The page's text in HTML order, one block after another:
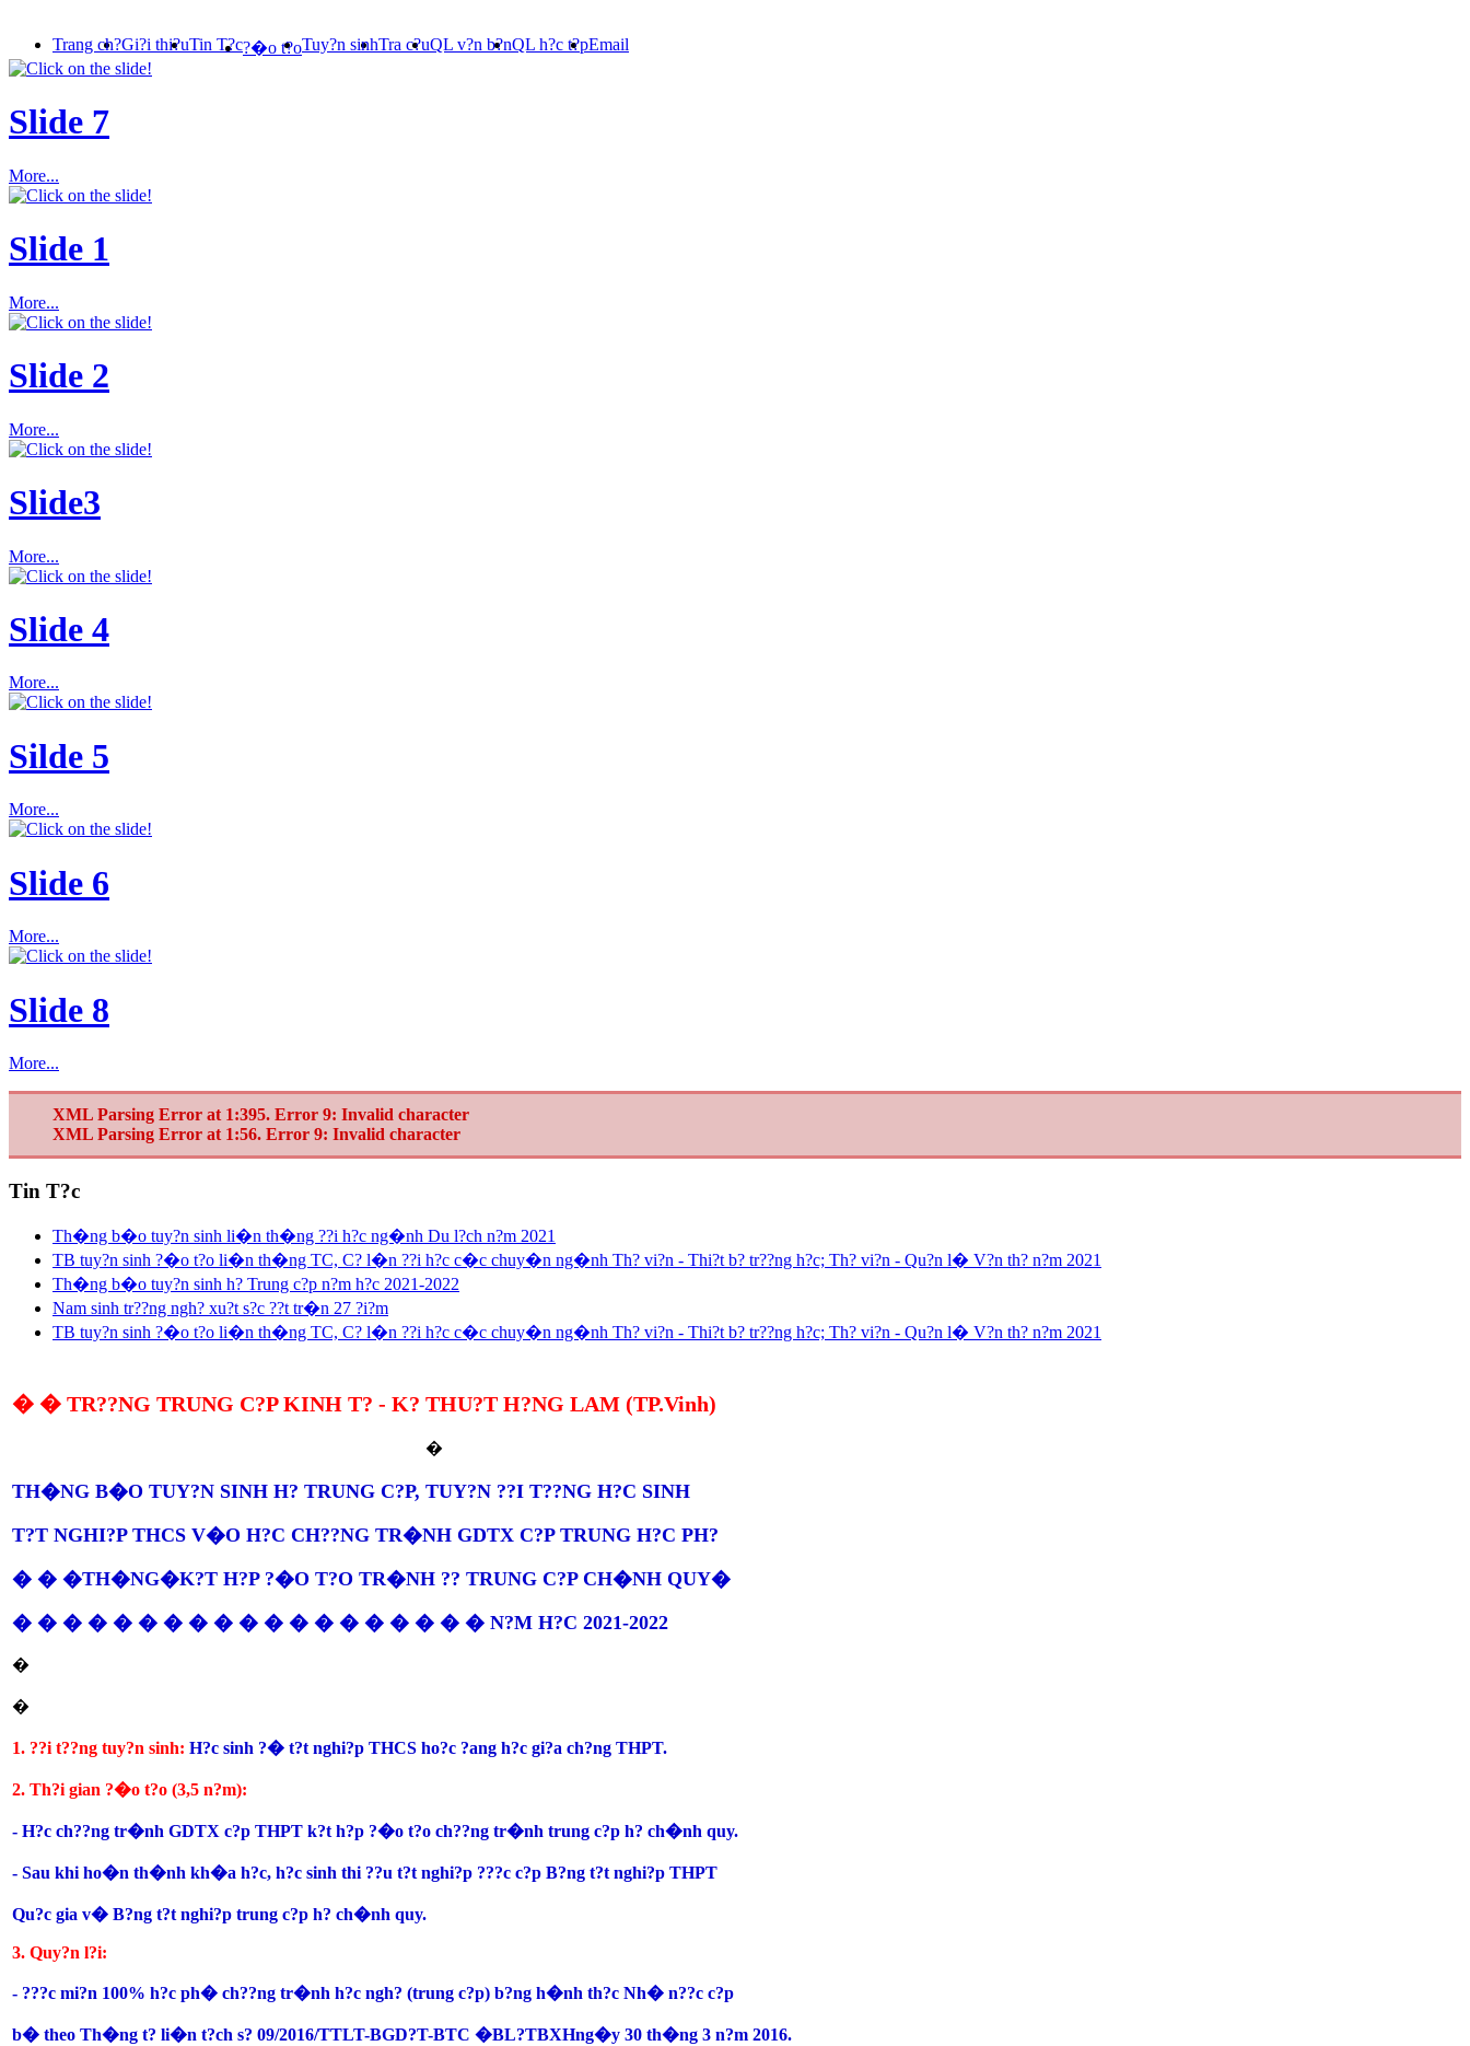
Trang ch?Gi?i thi?uTin T?c?�o t?oTuy?n sinhTra c?uQL v?n b?nQL h?c t?pEmail
Slide 7
More...
Slide 1
More...
Slide 2
More...
Slide3
More...
Slide 4
More...
Silde 5
More...
Slide 6
More...
Slide 8
More...
XML Parsing Error at 1:395. Error 9: Invalid character
XML Parsing Error at 1:56. Error 9: Invalid character
Tin T?c
Th�ng b�o tuy?n sinh li�n th�ng ??i h?c ng�nh Du l?ch n?m 2021
TB tuy?n sinh ?�o t?o li�n th�ng TC, C? l�n ??i h?c c�c chuy�n ng�nh Th? vi?n - Thi?t b? tr??ng h?c; Th? vi?n - Qu?n l� V?n th? n?m 2021
Th�ng b�o tuy?n sinh h? Trung c?p n?m h?c 2021-2022
Nam sinh tr??ng ngh? xu?t s?c ??t tr�n 27 ?i?m
TB tuy?n sinh ?�o t?o li�n th�ng TC, C? l�n ??i h?c c�c chuy�n ng�nh Th? vi?n - Thi?t b? tr??ng h?c; Th? vi?n - Qu?n l� V?n th? n?m 2021
� � TR??NG TRUNG C?P KINH T? - K? THU?T H?NG LAM (TP.Vinh)
�
TH�NG B�O TUY?N SINH H? TRUNG C?P, TUY?N ??I T??NG H?C SINH
T?T NGHI?P THCS V�O H?C CH??NG TR�NH GDTX C?P TRUNG H?C PH?
� � �TH�NG�K?T H?P ?�O T?O TR�NH ?? TRUNG C?P CH�NH QUY�
� � � � � � � � � � � � � � � � � � � N?M H?C 2021-2022
�
�
1. ??i t??ng tuy?n sinh: H?c sinh ?� t?t nghi?p THCS ho?c ?ang h?c gi?a ch?ng THPT.
2. Th?i gian ?�o t?o (3,5 n?m):
- H?c ch??ng tr�nh GDTX c?p THPT k?t h?p ?�o t?o ch??ng tr�nh trung c?p h? ch�nh quy.
- Sau khi ho�n th�nh kh�a h?c, h?c sinh thi ??u t?t nghi?p ???c c?p B?ng t?t nghi?p THPT
Qu?c gia v� B?ng t?t nghi?p trung c?p h? ch�nh quy.
3. Quy?n l?i:
- ???c mi?n 100% h?c ph� ch??ng tr�nh h?c ngh? (trung c?p) b?ng h�nh th?c Nh� n??c c?p
b� theo Th�ng t? li�n t?ch s? 09/2016/TTLT-BGD?T-BTC �BL?TBXHng�y 30 th�ng 3 n?m 2016.